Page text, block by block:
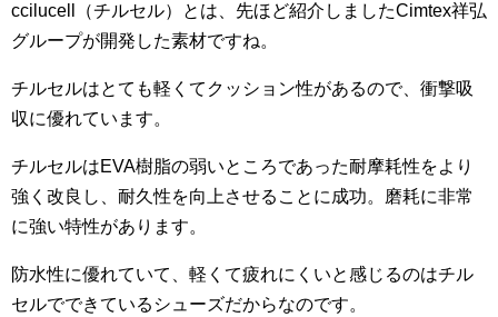
ccilucell（チルセル）とは、先ほど紹介しましたCimtex祥弘
グループが開発した素材ですね。
チルセルはとても軽くてクッション性があるので、衝撃吸
収に優れています。
チルセルはEVA樹脂の弱いところであった耐摩耗性をより
強く改良し、耐久性を向上させることに成功。磨耗に非常
に強い特性があります。
防水性に優れていて、軽くて疲れにくいと感じるのはチル
セルでできているシューズだからなのです。